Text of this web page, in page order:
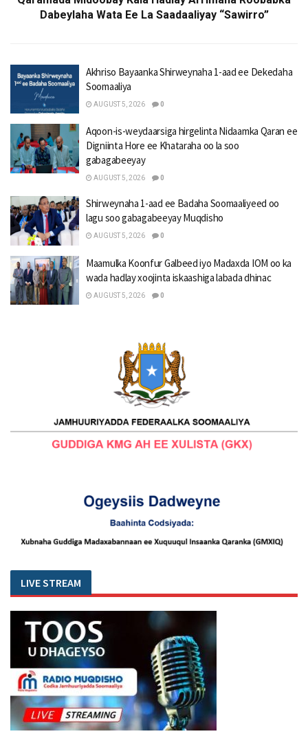
Dabeylaha Wata Ee La Saadaaliyay “Sawirro”
Akhriso Bayaanka Shirweynaha 1-aad ee Dekedaha
Soomaaliya
AUGUST 5, 2026 0
Aqoon-is-weydaarsiga hirgelinta Nidaamka Qaran ee
Digniinta Hore ee Khataraha oo la soo
gabagabeeyay
AUGUST 5, 2026 0
Shirweynaha 1-aad ee Badaha Soomaaliyeed oo
lagu soo gabagabeeyay Muqdisho
AUGUST 5, 2026 0
Maamulka Koonfur Galbeed iyo Madaxda IOM oo ka
wada hadlay xoojinta iskaashiga labada dhinac
AUGUST 5, 2026 0
LIVE STREAM